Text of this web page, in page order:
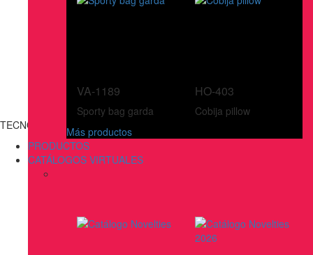
VA-1189
Sporty bag garda
HO-403
Cobija pillow
Más productos
PRODUCTOS
CATÁLOGOS VIRTUALES
TECNOLOGÍA